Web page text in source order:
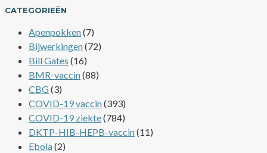
CATEGORIEËN
Apenpokken(7)
Bijwerkingen(72)
Bill Gates (16)
BMR-vaccin(88)
CBG(3)
COVID-19 vaccin(393)
COVID-19 ziekte(784)
DKTP-HIB-HEPB-vaccin(11)
Ebola(2)